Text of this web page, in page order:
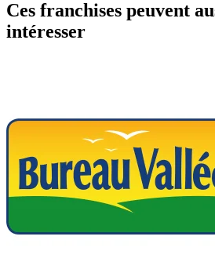
Ces franchises peuvent
intéresser